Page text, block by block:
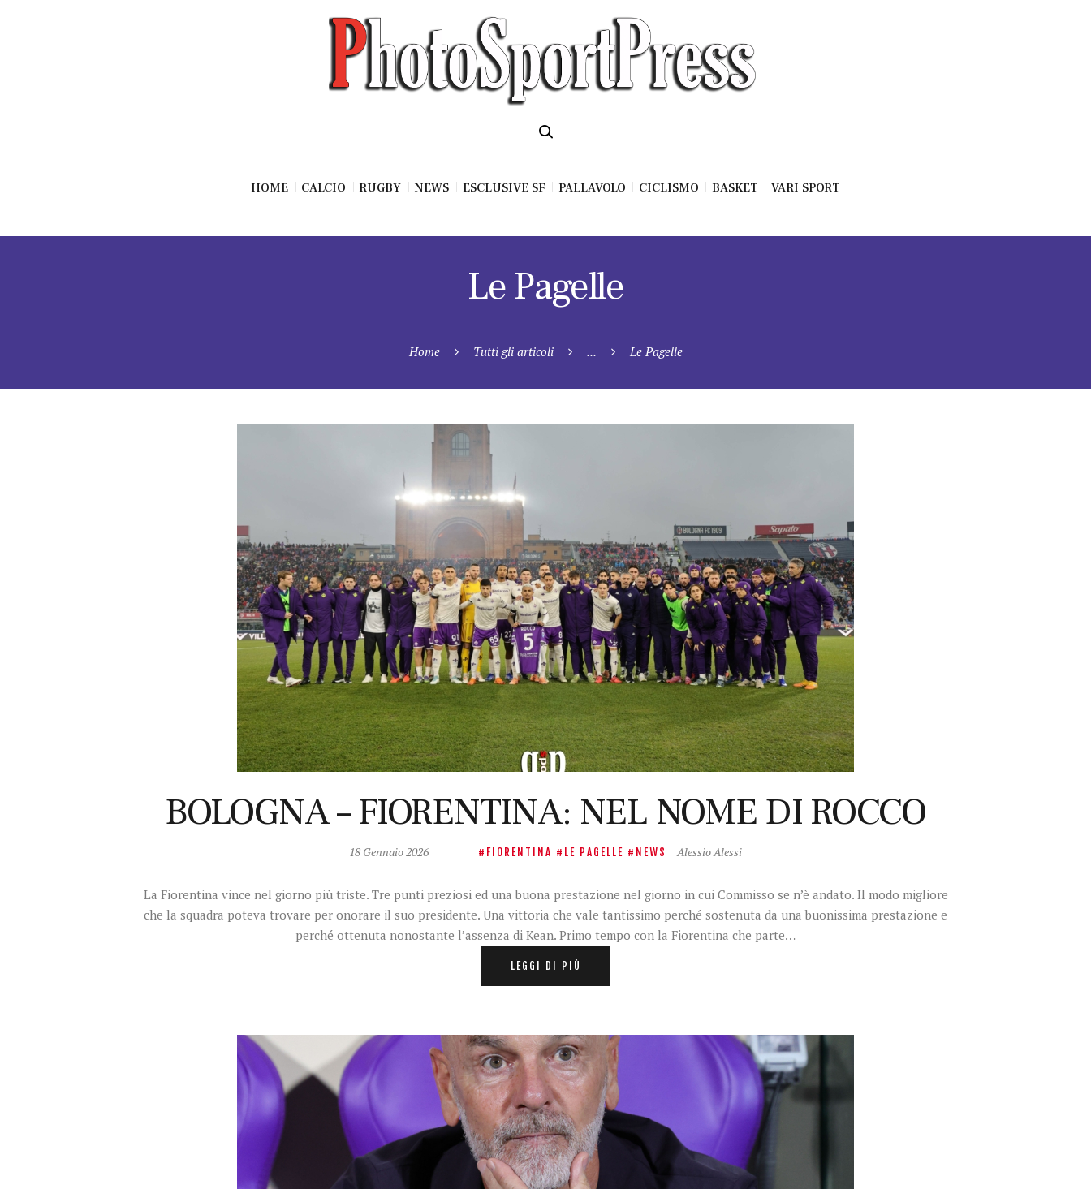
HOME CALCIO RUGBY NEWS ESCLUSIVE SF PALLAVOLO CICLISMO BASKET VARI SPORT
Le Pagelle
Home Tutti gli articoli ... Le Pagelle
BOLOGNA – FIORENTINA: NEL NOME DI ROCCO
18 Gennaio 2026 FIORENTINA LE PAGELLE NEWS Alessio Alessi
La Fiorentina vince nel giorno più triste. Tre punti preziosi ed una buona prestazione nel giorno in cui Commisso se n’è andato. Il modo migliore
che la squadra poteva trovare per onorare il suo presidente. Una vittoria che vale tantissimo perché sostenuta da una buonissima prestazione e
perché ottenuta nonostante l’assenza di Kean. Primo tempo con la Fiorentina che parte…
LEGGI DI PIÙ